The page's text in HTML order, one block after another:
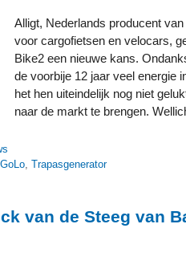
Alligt, Nederlands producent
voor cargofietsen en velocars,
Bike2 een nieuwe kans.
de voorbije 12 jaar veel energie
het hen uiteindelijk nog niet
naar de markt te brengen.
,GoLo ,Trapasgenerator
van de Steeg van